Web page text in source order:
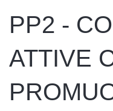
PP2 -
ATTIVE